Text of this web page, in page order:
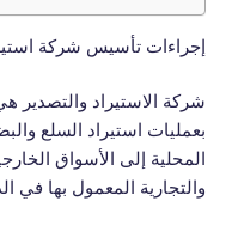
إجراءات تأسيس شركة
شركة الاستيراد
بعمليات استيراد السلع
المحلية إلى الأسواق
والتجارية المعمول بها في